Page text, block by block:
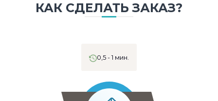
КАК СДЕЛАТЬ ЗАКАЗ?
0,5 - 1 мин.